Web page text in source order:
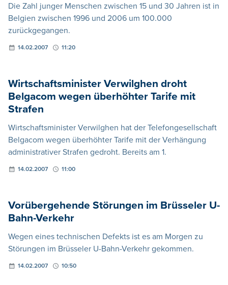
Die Zahl junger Menschen zwischen 15 und 30 Jahren ist in
Belgien zwischen 1996 und 2006 um 100.000
zurückgegangen.
14.02.2007 11:20
Wirtschaftsminister Verwilghen droht
Belgacom wegen überhöhter Tarife mit
Strafen
Wirtschaftsminister Verwilghen hat der Telefongesellschaft
Belgacom wegen überhöhter Tarife mit der Verhängung
administrativer Strafen gedroht. Bereits am 1.
14.02.2007 11:00
Vorübergehende Störungen im Brüsseler U-
Bahn-Verkehr
Wegen eines technischen Defekts ist es am Morgen zu
Störungen im Brüsseler U-Bahn-Verkehr gekommen.
14.02.2007 10:50